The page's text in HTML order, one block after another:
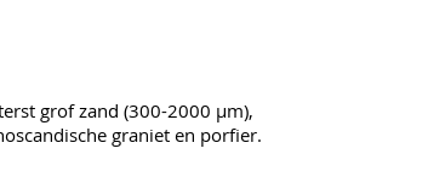
grof zand (300-2000 µm),
graniet en porfier.